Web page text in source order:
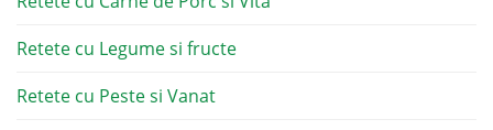
Retete cu Legume si fructe
Retete cu Peste si Vanat